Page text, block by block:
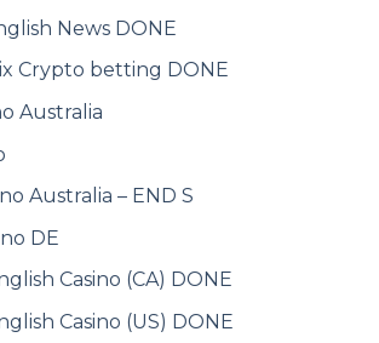
News DONE
Crypto betting DONE
Australia
Australia – END S
DE
Casino (CA) DONE
Casino (US) DONE